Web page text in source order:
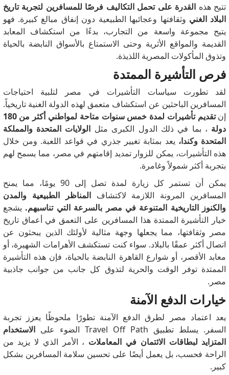
تتيح هذه القدرة على تحمل التكاليف فرصًا للمسافرين لتجربة تاريخ
البلاد الغني وثقافتها وعجائبها الطبيعية دون إنفاق مبالغ كبيرة. فهو
يتيح مجموعة واسعة من التجارب، بدءًا من استكشاف المعابد
القديمة والمواقع الأثرية وحتى الاستمتاع بالأسواق النابضة بالحياة
وتذوق المأكولات المصرية اللذيذة.
فرص التأشيرة الممتدة
لقد تطورت سياسات التأشيرات في مصر لتلبية احتياجات
المسافرين الباحثين عن استكشاف متعمق لهذه الدولة الغنية تاريخياً.
إن
تقديم تأشيرات لمدة خمس سنوات متاحة لمواطني أكثر من 180
دولة ، بما في ذلك الدول الكبرى مثل الولايات المتحدة والمملكة
المتحدة وكندا، يعد بمثابة تغيير جذري في قواعد اللعبة. ومن خلال
هذه التأشيرات، يمكن للزوار تمديد إقامتهم في مصر، مما يسمح لهم
بتجربة أكثر شمولاً وغامرة.
يمكن أن تستمر كل زيارة لمدة تصل إلى 90 يومًا، مما يمنح
المسافرين المرونة اللازمة لاكتشافالمناظر الطبيعية والمدن
والكنوز التاريخية المتنوعة في مصر بالسرعة التي تناسبهم. يشجع
خيار التأشيرة الممتدة هذا المسافرين على التعمق في أعماق تاريخ
مصر وثقافتها، مما يجعلها وجهة مثالية لأولئك الذين يبحثون عن
اتصال أكثر عمقًا بالبلاد. سواء كنت تستكشف الأهرامات الشهيرة، أو
معابد الأقصر، أو شوارع القاهرة النابضة بالحياة، فإن هذه التأشيرة
الممتدة توفر الوقت والحرية لتذوق كل جانب من جوانب جاذبية
مصر.
خيارات الدفع الآمنة
يعد اعتماد مصر لطرق الدفع الآمنة تطورًا ملحوظًا يعزز تجربة
السفر. يسلط تطبيق Travel Off Path الضوء على
الاستخدام
المتزايد لبطاقات الائتمان في المعاملات ، الأمر الذي لا يزيد من
الراحة فحسب، بل يعمل أيضًا على تحسين سلامة المسافرين بشكل
كبير.